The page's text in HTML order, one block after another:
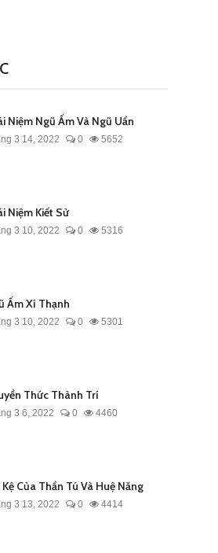
Niệm Ngũ Ấm Và Ngũ Uẩn
3 14, 2022 0 5652
Niệm Kiết Sử
3 10, 2022 0 5316
Ấm Xí Thạnh
3 10, 2022 0 5301
Thức Thành Trí
3 6, 2022 0 4460
Kệ Của Thần Tú Và Huệ Năng
3 13, 2022 0 4414